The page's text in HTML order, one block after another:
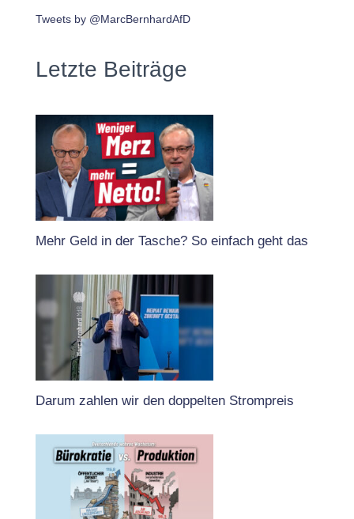
Tweets by @MarcBernhardAfD
Letzte Beiträge
Mehr Geld in der Tasche? So einfach geht das
Darum zahlen wir den doppelten Strompreis